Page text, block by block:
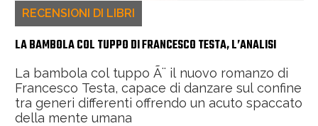
RECENSIONI DI LIBRI
LA BAMBOLA COL TUPPO DI FRANCESCO TESTA, L’ANALISI
La bambola col tuppo Ã¨ il nuovo romanzo di
Francesco Testa, capace di danzare sul confine
tra generi differenti offrendo un acuto spaccato
della mente umana